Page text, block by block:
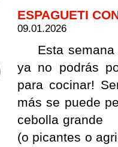
ESPAGUETI
09.01.2026
Esta semana
ya no podrás
para cocinar!
más se
cebolla grande
(o picantes o